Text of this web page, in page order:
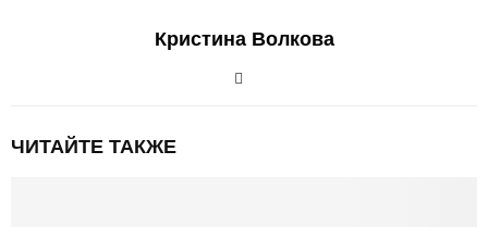
Кристина Волкова
ЧИТАЙТЕ ТАКЖЕ